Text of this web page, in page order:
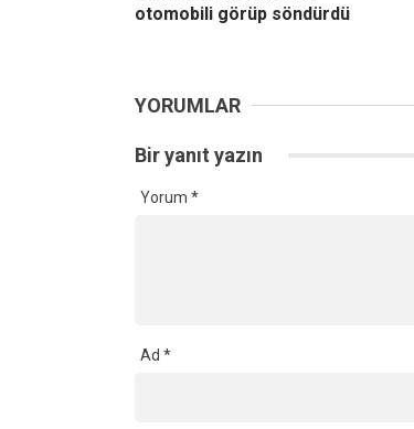
otomobili görüp söndürdü
YORUMLAR
Bir yanıt yazın
Yorum *
Ad *